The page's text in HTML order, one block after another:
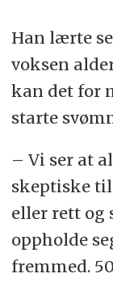
Han lærte
voksen
kan det for
starte
– Vi ser at
skeptiske
eller rett og
oppholde
fremmed.